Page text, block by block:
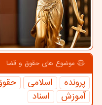
موضوع های حقوق و قضا
پرونده اسلامی
آموزش
اسناد